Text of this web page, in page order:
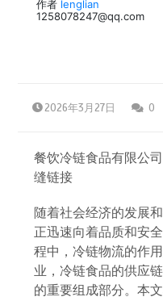
作者 lenglian
1258078247@qq.com
2026年3月27日 0
餐饮冷链食品有限公
缝链接
随着社会经济的发展
正迅速向着品质和安
程中，冷链物流的作
业，冷链食品的供应
的重要组成部分。本